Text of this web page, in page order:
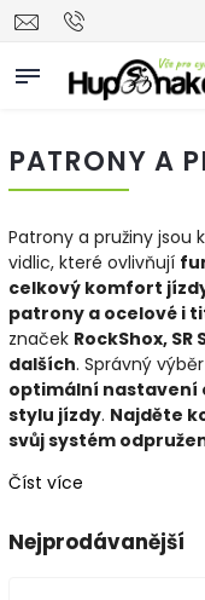
PATRONY A
Patrony a pružiny jsou
vidlic, které ovlivňují
celkový komfort
patrony a ocelové i
značek RockShox,
dalších. Správný
optimální nastavení
stylu jízdy. Najděte
svůj systém
Číst více
Nejprodávanější